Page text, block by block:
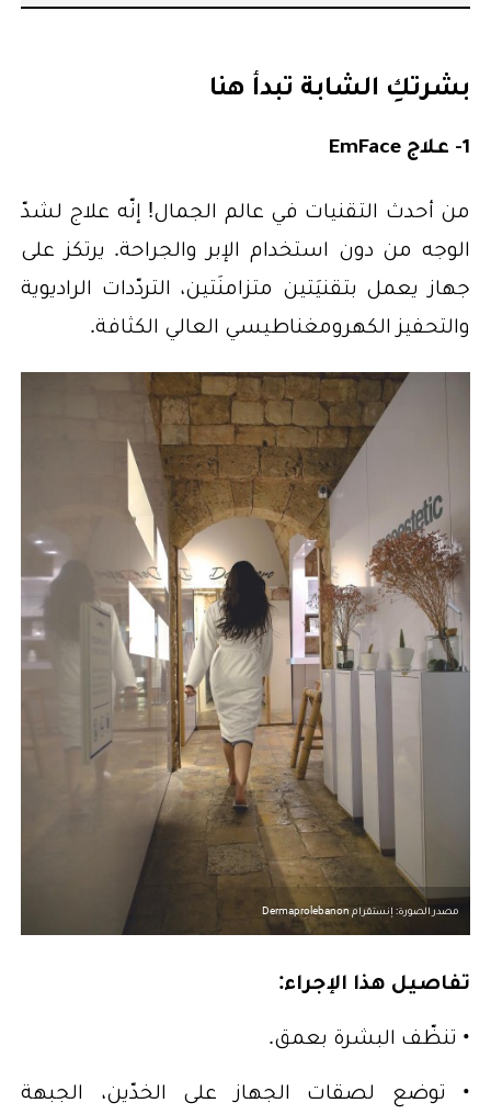
بشرتكِ الشابة تبدأ هنا
1- علاج EmFace
من أحدث التقنيات في عالم الجمال! إنّه علاج لشدّ
الوجه من دون استخدام الإبر والجراحة. يرتكز على
جهاز يعمل بتقنيَتين متزامنَتين، التردّدات الراديوية
والتحفيز الكهرومغناطيسي العالي الكثافة.
مصدر الصورة: إنستقرام Dermaprolebanon
تفاصيل هذا الإجراء:
• تنظّف البشرة بعمق.
• توضع لصقات الجهاز على الخدّين، الجبهة